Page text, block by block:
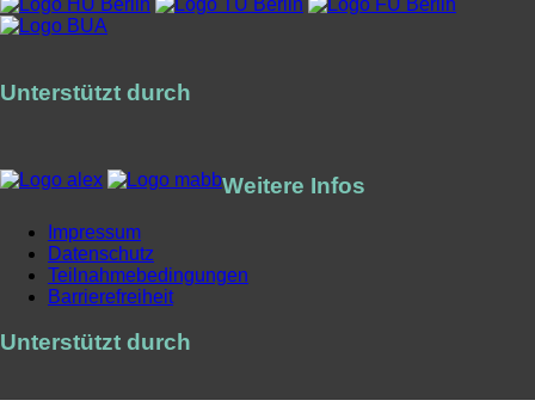
Unterstützt durch
Weitere Infos
Impressum
Datenschutz
Teilnahmebedingungen
Barrierefreiheit
Unterstützt durch